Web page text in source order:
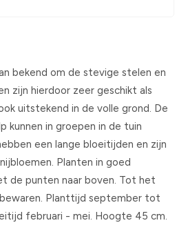
bekend om de stevige stelen en
zijn hierdoor zeer geschikt als
uitstekend in de volle grond. De
kunnen in groepen in de tuin
een lange bloeitijden en zijn
Planten in goed
de punten naar boven. Tot het
Planttijd september tot
februari - mei. Hoogte 45 cm.